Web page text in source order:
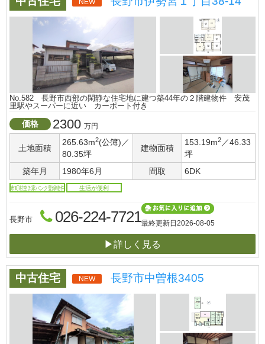
NEW
No.582 長野市西部の閑静な住宅地に建つ築44年の２階建物件 安茂
里駅やスーパーに近い カーポート付き
価格 2300 万円
土地面積
265.63m2(公簿)／
80.35坪
建物面積
153.19m2 ／46.33
坪
築年月
1980年6月 間取 6DK
市町村空き家バンク登録物件 生活が便利
長野市 026-224-7721最終更新日 2026-08-05
▶詳しく見る
中古住宅 NEW 長野市中曽根3405